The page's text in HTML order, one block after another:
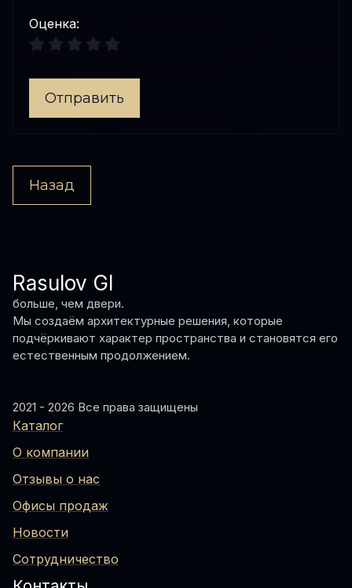
Оценка:
Отправить
Назад
Rasulov GI
больше, чем двери.
Мы создаём архитектурные решения, которые
подчёркивают характер пространства и становятся его
естественным продолжением.
2021 - 2026 Все права защищены
Каталог
О компании
Отзывы о нас
Офисы продаж
Новости
Сотрудничество